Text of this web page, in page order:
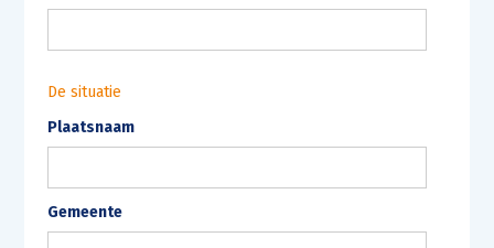
De situatie
Plaatsnaam
Gemeente